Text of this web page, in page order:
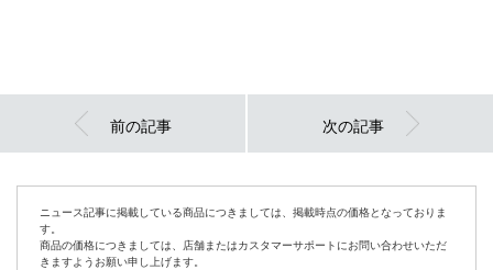
前の記事 次の記事
ニュース記事に掲載している商品につきましては、掲載時点の価格となっておりま
す。
商品の価格につきましては、店舗またはカスタマーサポートにお問い合わせいただ
きますようお願い申し上げます。